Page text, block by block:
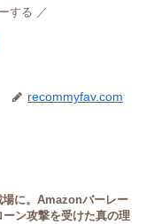
する
recommyfav.com
場に。Amazonバーレー
ン攻撃を受けた真の理